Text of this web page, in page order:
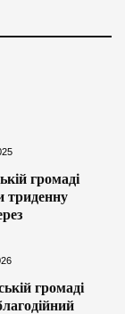
громаді
триденну
громаді